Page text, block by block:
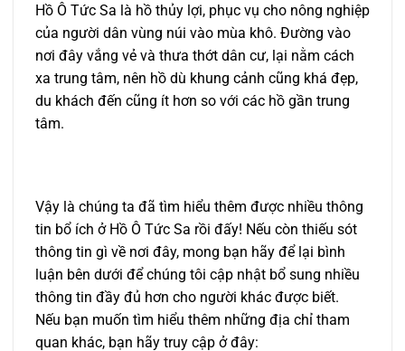
Hồ Ô Tức Sa là hồ thủy lợi, phục vụ cho nông nghiệp
của người dân vùng núi vào mùa khô. Đường vào
nơi đây vắng vẻ và thưa thớt dân cư, lại nằm cách
xa trung tâm, nên hồ dù khung cảnh cũng khá đẹp,
du khách đến cũng ít hơn so với các hồ gần trung
tâm.
Vậy là chúng ta đã tìm hiểu thêm được nhiều thông
tin bổ ích ở Hồ Ô Tức Sa rồi đấy! Nếu còn thiếu sót
thông tin gì về nơi đây, mong bạn hãy để lại bình
luận bên dưới để chúng tôi cập nhật bổ sung nhiều
thông tin đầy đủ hơn cho người khác được biết.
Nếu bạn muốn tìm hiểu thêm những địa chỉ tham
quan khác, bạn hãy truy cập ở đây: